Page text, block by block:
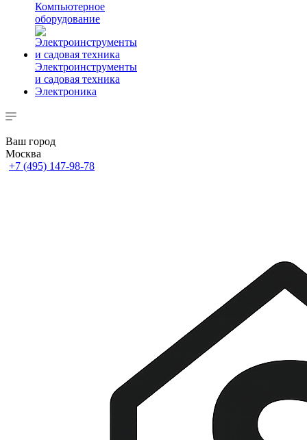
Компьютерное
оборудование
Электроинструменты
и садовая техника
Электроника
Ваш город
Москва
+7 (495) 147-98-78